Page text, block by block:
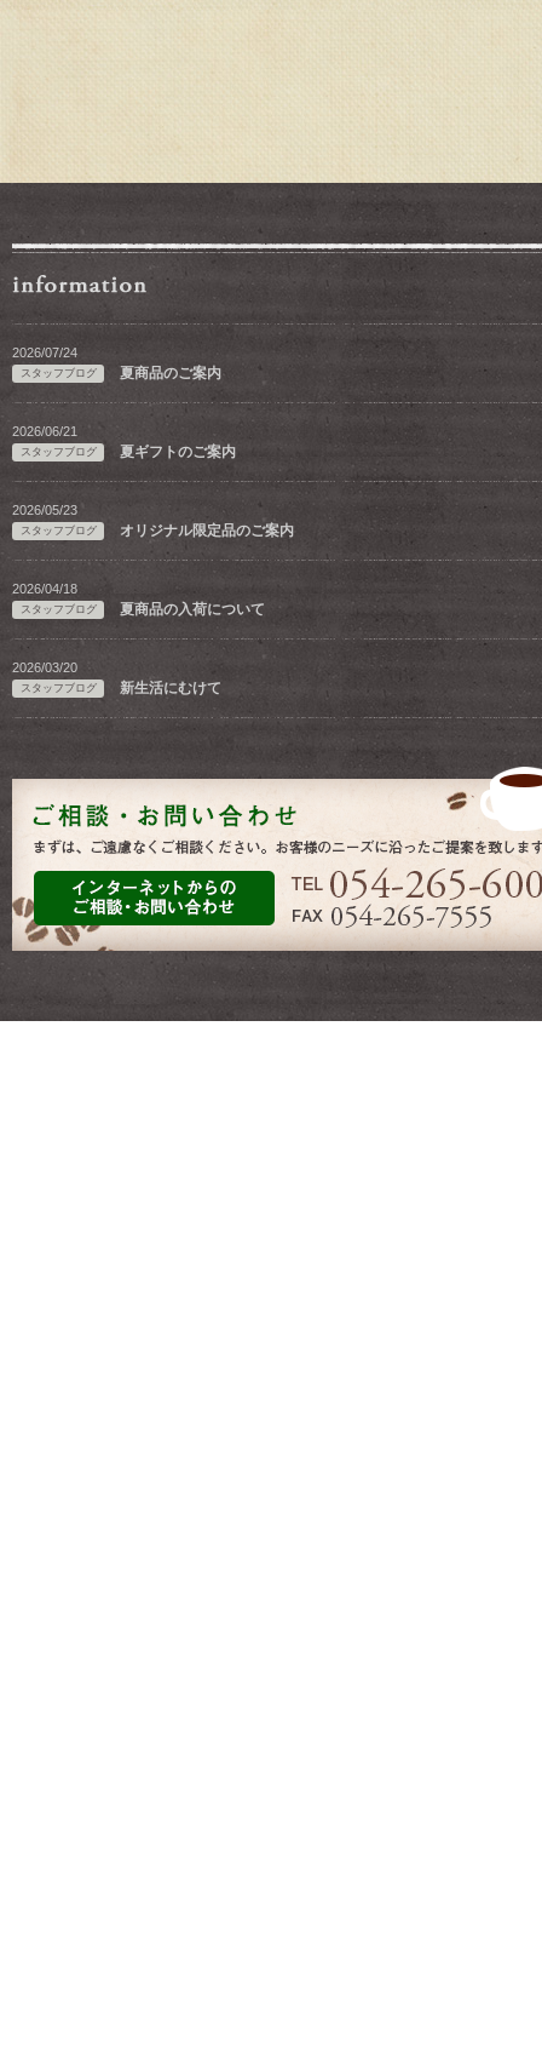
2026/07/24
スタッフブログ 夏商品のご案内
2026/06/21
スタッフブログ 夏ギフトのご案内
2026/05/23
スタッフブログ オリジナル限定品のご案内
2026/04/18
スタッフブログ 夏商品の入荷について
2026/03/20
スタッフブログ 新生活にむけて